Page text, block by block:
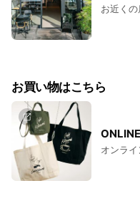
お近くの
お買い物はこちら
オンライ